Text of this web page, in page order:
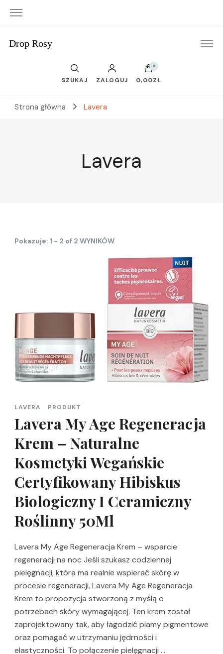
Drop Rosy
SZUKAJ ZALOGUJ
0
0,00ZŁ
Strona główna Lavera
Lavera
Pokazuje: 1 - 2 of 2 WYNIKÓW
LAVERA PRODUKT
Lavera My Age Regeneracja
Krem – Naturalne
Kosmetyki Wegańskie
Certyfikowany Hibiskus
Biologiczny I Ceramiczny
Roślinny 50Ml
Lavera My Age Regeneracja Krem – wsparcie
regeneracji na noc Jeśli szukasz codziennej
pielęgnacji, która ma realnie wspierać skórę w
procesie regeneracji, Lavera My Age Regeneracja
Krem to propozycja stworzoną z myślą o
potrzebach skóry wymagającej. Ten krem został
zaprojektowany tak, aby łagodzić plamy pigmentowe
oraz pomagać w utrzymaniu jędrności i
elastyczności. To połączenie pielęgnacji …